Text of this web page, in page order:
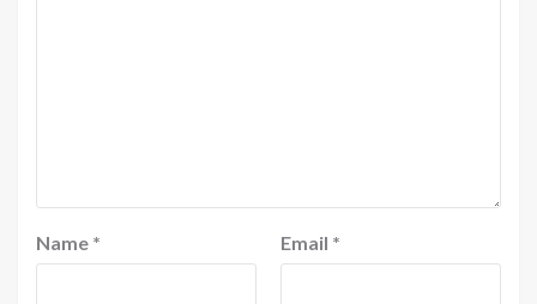
Name * Email *